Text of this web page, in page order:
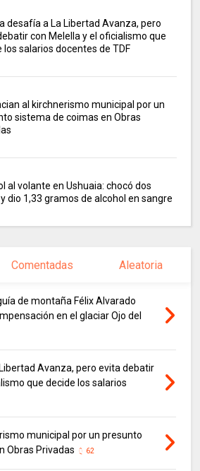
desafía a La Libertad Avanza, pero
con Melella y el oficialismo que
los salarios docentes de TDF
al kirchnerismo municipal por un
sistema de coimas en Obras
al volante en Ushuaia: chocó dos
dio 1,33 gramos de alcohol en sangre
Comentadas Aleatoria
de montaña Félix Alvarado
en el glaciar Ojo del
Avanza, pero evita debatir
que decide los salarios
municipal por un presunto
Obras Privadas
62